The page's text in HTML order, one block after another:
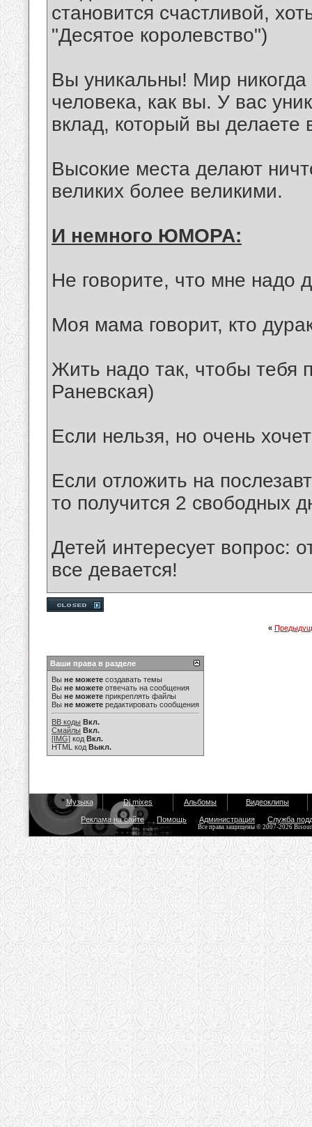
становится счастливой,
"Десятое королевство")
Вы уникальны! Мир никогда
человека, как вы. У вас
вклад, который вы
Высокие места делают
великих более великими.
И немного ЮМОРА:
Не говорите, что мне надо
Моя мама говорит, кто
Жить надо так, чтобы тебя
Раневская)
Если нельзя, но очень
Если отложить на
то получится 2 свободных
Детей интересует вопрос:
все девается!
«
Ваши права в разделе
Вы не можете создавать темы
Вы не можете отвечать на сообщения
Вы не можете прикреплять файлы
Вы не можете редактировать сообщения
BB коды Вкл.
Смайлы Вкл.
[IMG] код Вкл.
HTML код Выкл.
Музыка Dj mixes Альбомы Видеоклипы
Реклама на сайте Помощь Администрация Служба
Все права защищены © 2007-2026